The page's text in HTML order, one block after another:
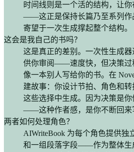
时间线则是一个活的结构，让
——这正是保持长篇乃至系列作
寄望于一次生成撑起整个结构。
这会是我自己的书吗？
这是真正的差别。一次性生成
供你审阅——速度快，但决策过
像一本别人写给你的书。在
建故事：你设计节拍、角色和
这些选择中生成。因为决策是
——这种作者感，是你不断回来
两者如何处理角色？
AIWriteBook 为每个角色提供
和一组段落字段——作为整体生